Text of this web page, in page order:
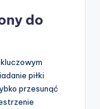
do
piłki
przesunąć